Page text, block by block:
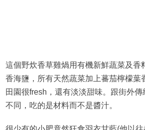
這個野炊香草雞煱用有機新鮮蔬菜及香
香海鹽，所有天然蔬菜加上蕃茄檸檬葉
田園很fresh，還有淡淡甜味。跟街外
不同，吃的是材料而不是醬汁。